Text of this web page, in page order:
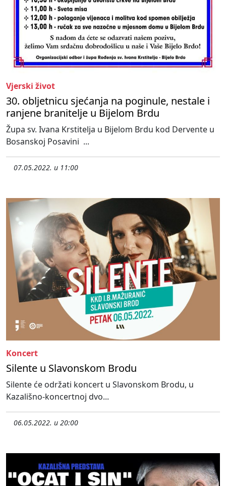
Vjerski život
30. obljetnicu sjećanja na poginule, nestale i
ranjene branitelje u Bijelom Brdu
Župa sv. Ivana Krstitelja u Bijelom Brdu kod Dervente u
Bosanskoj Posavini ...
07.05.2022. u 11:00
Koncert
Silente u Slavonskom Brodu
Silente će održati koncert u Slavonskom Brodu, u
Kazališno-koncertnoj dvo...
06.05.2022. u 20:00